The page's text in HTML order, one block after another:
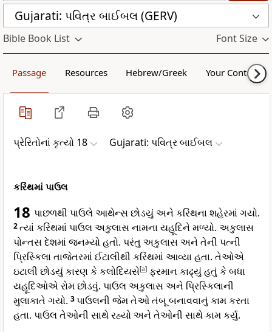
Gujarati: પવિત્ર બાઈબલ (GERV)
Bible Book List Font Size
Passage Resources Hebrew/Greek Your Content
પ્રેરિતોનાં કૃત્યો 18 Gujarati: પવિત્ર બાઈબલ
કરિંથમાં પાઉલ
18 પાછળથી પાઉલે આથેન્સ છોડયું અને કરિંથના શહેરમાં ગયો.
2ત્યાં કરિંથમાં પાઉલ અકુલાસ નામના યહૂદિને મળ્યો. અકુલાસ
પોન્તસ દેશમાં જનમ્યો હતો. પરંતુ અકુલાસ અને તેની પત્ની
પ્રિસ્કિલા તાજેતરમાં ઈટાલીથી કરિંથમાં આવ્યા હતા. તેઓએ
ઇટાલી છોડયું કારણ કે કલોદિયસે[a] ફરમાન કાઢ્યું હતું કે બધા
યહૂદિઓએ રોમ છોડવું. પાઉલ અકુલાસ અને પ્રિસ્કિલાની
મુલાકાતે ગયો. 3પાઉલની જેમ તેઓ તંબૂ બનાવવાનું કામ કરતા
હતા. પાઉલ તેઓની સાથે રહ્યો અને તેઓની સાથે કામ કર્યુ.